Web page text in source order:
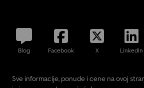
Blog Facebook X LinkedIn
Sve informacije, ponude i cene na ovoj